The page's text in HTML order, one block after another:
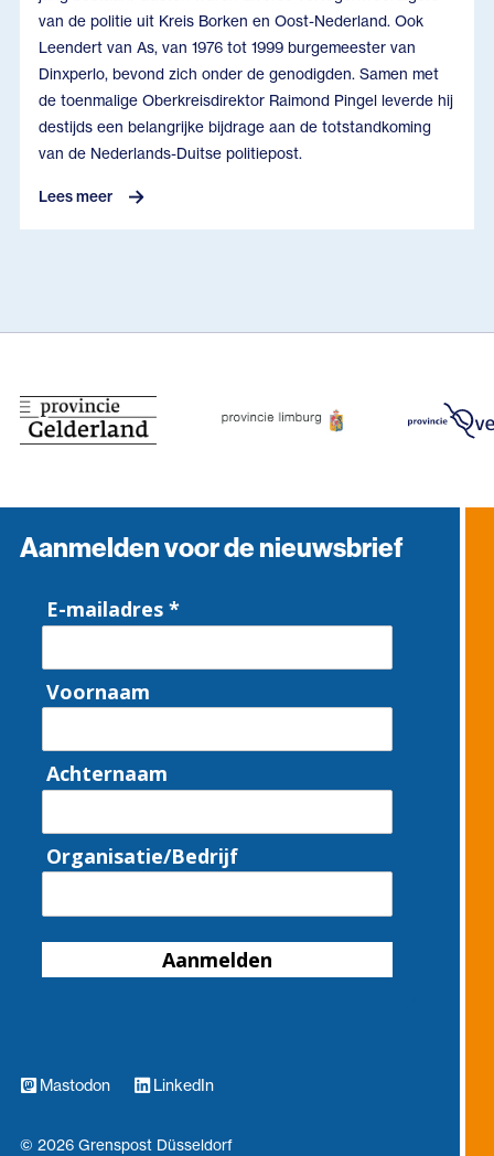
van de politie uit Kreis Borken en Oost-Nederland. Ook
Leendert van As, van 1976 tot 1999 burgemeester van
Dinxperlo, bevond zich onder de genodigden. Samen met
de toenmalige Oberkreisdirektor Raimond Pingel leverde hij
destijds een belangrijke bijdrage aan de totstandkoming
van de Nederlands-Duitse politiepost.
Lees meer
Aanmelden voor de nieuwsbrief
E-mailadres *
Voornaam
Achternaam
Organisatie/Bedrijf
Aanmelden
Mastodon LinkedIn
© 2026 Grenspost Düsseldorf